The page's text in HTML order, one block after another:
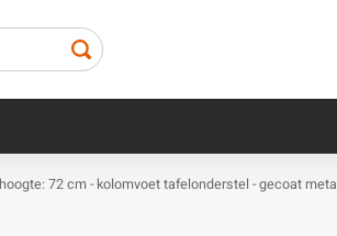
72 cm - kolomvoet tafelonderstel - gecoat